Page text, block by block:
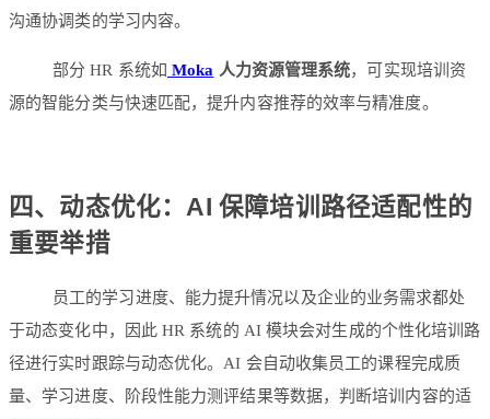
沟通协调类的学习内容。
部分 HR 系统如 Moka 人力资源管理系统，可实现培训资
源的智能分类与快速匹配，提升内容推荐的效率与精准度。
四、动态优化：AI 保障培训路径适配性的
重要举措
员工的学习进度、能力提升情况以及企业的业务需求都处
于动态变化中，因此 HR 系统的 AI 模块会对生成的个性化培训路
径进行实时跟踪与动态优化。AI 会自动收集员工的课程完成质
量、学习进度、阶段性能力测评结果等数据，判断培训内容的适